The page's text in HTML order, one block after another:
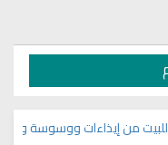
من إيذاءات ووسوسة وتسلط